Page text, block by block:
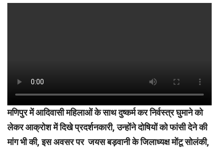
मणिपुर में आदिवासी महिलाओं के साथ दुष्कर्म कर निर्वस्त्र घुमाने को
लेकर आक्रोश में दिखे प्रदर्शनकारी, उन्होंने दोषियों को फांसी देने की
मांग भी की, इस अवसर पर जयस बड़वानी के जिलाध्यक्ष मोंटू सोलंकी,